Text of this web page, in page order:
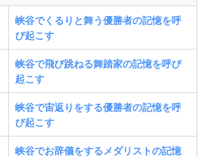
峡谷でくるりと舞う優勝者の記憶を呼
び起こす
峡谷で飛び跳ねる舞踏家の記憶を呼び
起こす
峡谷で宙返りをする優勝者の記憶を呼
び起こす
峡谷でお辞儀をするメダリストの記憶